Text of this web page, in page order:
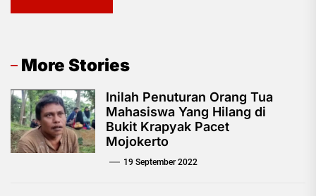
More Stories
Inilah Penuturan Orang Tua
Mahasiswa Yang Hilang di
Bukit Krapyak Pacet
Mojokerto
19 September 2022